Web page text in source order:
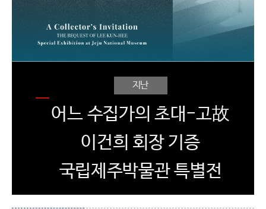
지난
어느 수집가의 초대-고故
이건희 회장 기증
국립제주박물관 특별전